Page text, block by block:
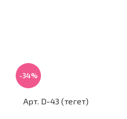
-34%
Арт. D-43 (тегет)